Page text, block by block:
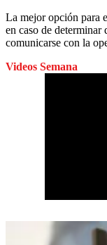
La mejor opción para
en caso de determinar
comunicarse con la
Videos Semana